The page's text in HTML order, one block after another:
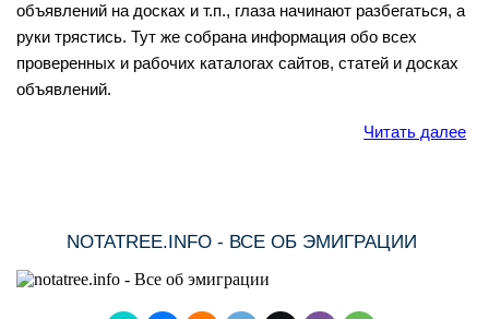
объявлений на досках и т.п., глаза начинают разбегаться, а
руки трястись. Тут же собрана информация обо всех
проверенных и рабочих каталогах сайтов, статей и досках
объявлений.
Читать далее
NOTATREE.INFO - ВСЕ ОБ ЭМИГРАЦИИ